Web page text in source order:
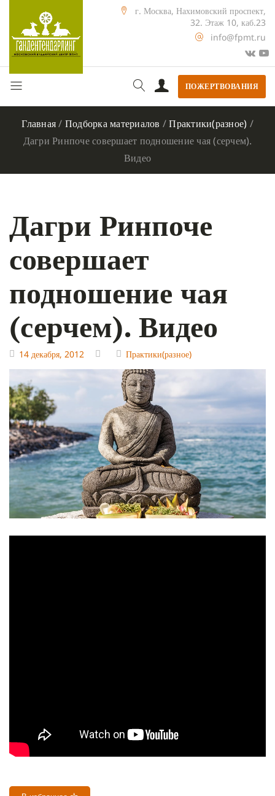
г. Москва, Нахимовский проспект,
32. Этаж 10, каб.23
info@fpmt.ru
ПОЖЕРТВОВАНИЯ
Главная/ Подборка материалов /Практики(разное) /
Дагри Ринпоче совершает подношение чая (серчем).
Видео
Дагри Ринпоче
совершает
подношение чая
(серчем). Видео
14 декабря, 2012 Практики(разное)